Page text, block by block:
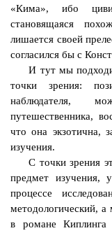
«Кима», ибо
становящаяся
лишается своей
согласился бы с
И тут мы
точки зрения:
наблюдателя,
путешественника,
что она экзотична,
изучения.
С точки зрения
предмет изучения,
процессе
методологический,
в романе Киплинга